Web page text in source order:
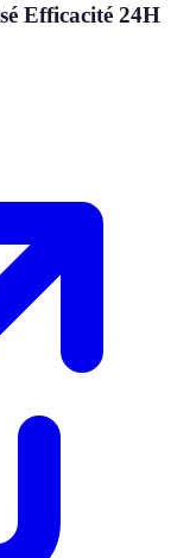
Efficacité 24H